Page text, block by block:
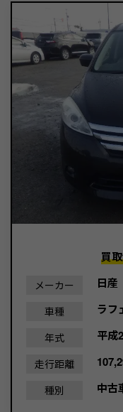
買
メーカー 日産
車種 ラフ
年式 平成
走行距離
種別 中古